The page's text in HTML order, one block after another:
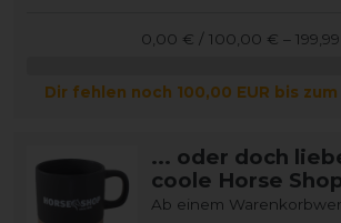
0,00 € / 100,00 € –
Dir fehlen noch 100,00 EUR bis
... oder doch
coole Horse
Ab einem